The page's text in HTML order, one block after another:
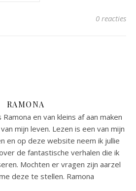
0 reacties
RAMONA
en van kleins af aan maken
mijn leven. Lezen is een van mijn
en op deze website neem ik jullie
de fantastische verhalen die ik
Mochten er vragen zijn aarzel
deze te stellen. Ramona